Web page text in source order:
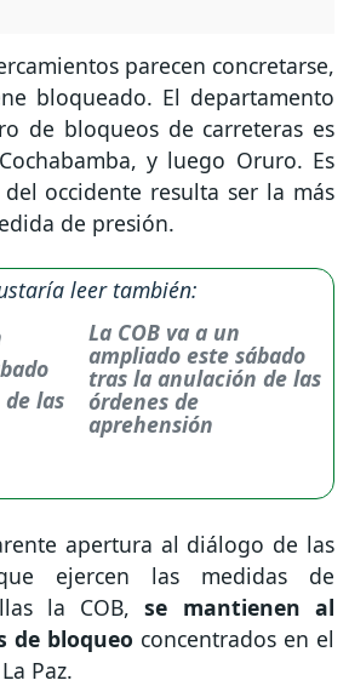
parecen concretarse,
bloqueado. El departamento
de bloqueos de carreteras es
y luego Oruro. Es
occidente resulta ser la más
de presión.
leer también:
La COB va a un
ampliado este sábado
tras la anulación de las
órdenes de
aprehensión
apertura al diálogo de las
ejercen las medidas de
la COB,se mantienen al
de bloqueo concentrados en el
Paz.